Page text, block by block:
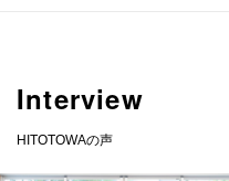
Interview
HITOTOWAの声